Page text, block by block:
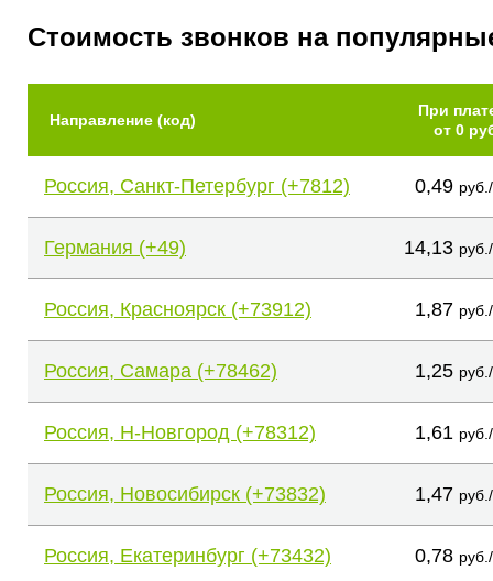
Стоимость звонков на
Направление (код)
При
от 0
Россия, Санкт-Петербург (+7812) 0,49
Германия (+49) 14,13
Россия, Красноярск (+73912) 1,87
Россия, Самара (+78462) 1,25
Россия, Н-Новгород (+78312) 1,61
Россия, Новосибирск (+73832) 1,47
Россия, Екатеринбург (+73432) 0,78